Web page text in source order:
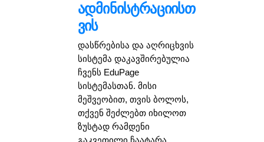
ადმინისტრაციისთ
ვის
დასწრებისა და აღრიცხვის
სისტემა დაკავშირებულია
ჩვენს EduPage
სისტემასთან. მისი
მეშვეობით, თვის ბოლოს,
თქვენ შეძლებთ იხილოთ
ზუსტად რამდენი
გაკვეთილი ჩაატარა